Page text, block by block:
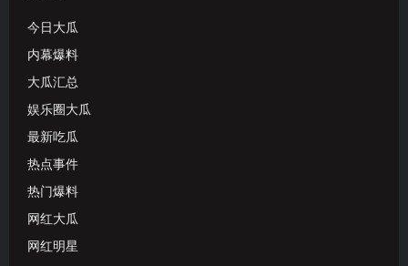
今日大瓜
内幕爆料
大瓜汇总
娱乐圈大瓜
最新吃瓜
热点事件
热门爆料
网红大瓜
网红明星